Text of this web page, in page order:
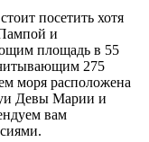
посетить хотя
и
площадь в 55
275
моря расположена
Девы Марии и
вам